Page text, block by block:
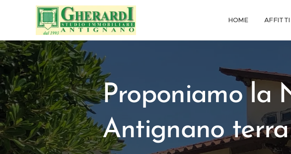
HOME AFFITTI
Proponiamo la
Antignano terra